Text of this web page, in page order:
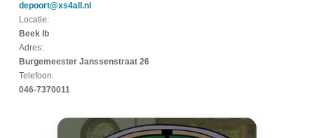
depoort@xs4all.nl
Locatie:
Beek lb
Adres:
Burgemeester Janssenstraat 26
Telefoon:
046-7370011